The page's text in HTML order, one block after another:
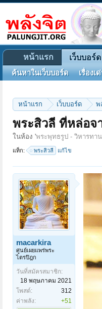
หน้าแรก เว็บบอร์ด พ
พระสิวลี ที่หล่อจ
ในห้อง 'พระพุทธรูป - วิหารทา
แท็ก: พระสิวลี แก้ไข
macarkira
ศูนย์เผยแพร่พระ
ไตรปิฎก
วันที่สมัครสมาชิก:
18 พฤษภาคม 2021
โพสต์:
312
ค่าพลัง:
+51
หน้าแรก เว็บบอร์ด
ค้นหาในเว็บบอร์ด เรื่องเ